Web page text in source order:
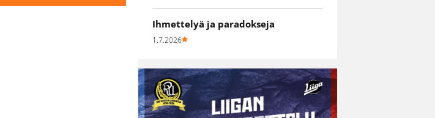
Ihmettelyä ja paradokseja
1.7.2026